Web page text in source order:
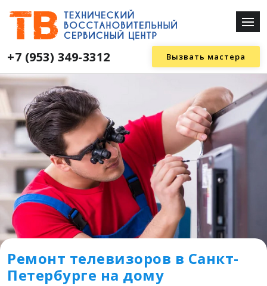
+7 (953) 349-3312 Вызвать мастера
Ремонт телевизоров в Санкт-
Петербурге на дому